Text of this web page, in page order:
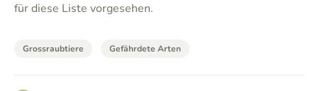
für diese Liste vorgesehen.
Grossraubtiere Gefährdete Arten